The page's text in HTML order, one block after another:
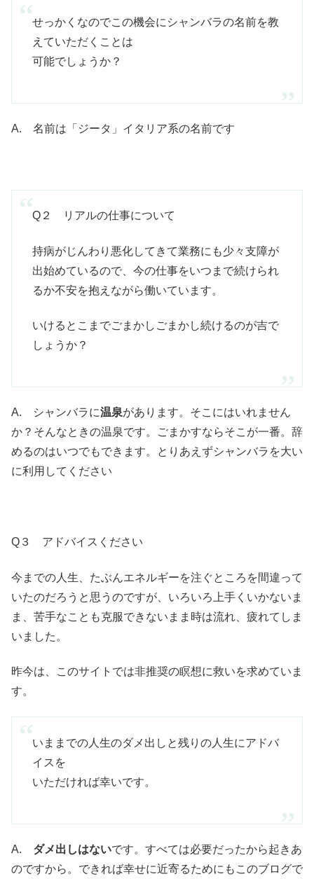
せっかくなのでこの機会にシャンバラの名前を教
えていただくことは
可能でしょうか？
A. 名前は「ジータ」イタリア系の名前です
Q２ リアルの仕事について
持病がじんわり悪化してきて業務にも少々支障が
出始めているので、今の仕事をいつまで続けられ
るか不安を抱えながら働いています。
いけるとこまでごまかしごまかし続けるのが吉で
しょうか？
A. シャンバラに温泉があります。そこにはいれません
か？そんなときの温泉です。ごまかすならそこが一番。辞
めるのはいつでもできます。とりあえずシャンバラを大い
に利用してください
Q３ アドバイスください
今までの人生、たぶんエネルギーを注ぐところを間違って
いたのだろうと思うのですが、いろいろ上手くいかないま
ま、苦手なことも克服できないまま時は流れ、疲れてしま
いました。
昨今は、このサイトでは非推奨の瞑想に救いを求めていま
す。
いままでの人生のダメ出しと残りの人生にアドバ
イスを
いただければ幸いです。
A. ダメ出しはないです。すべては必要だったから起きあ
のですから。できれば幸せに近寄るためにもこのブログで